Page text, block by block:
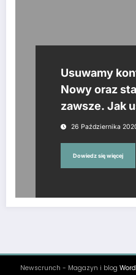
Usuwamy
Nowy oraz
zawsze. Jak
26 Października
Dowiedz się więcej
Newscrunch - Magazyn i blog